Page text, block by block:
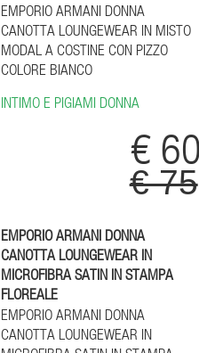
EMPORIO ARMANI DONNA
CANOTTA LOUNGEWEAR IN MISTO
MODAL A COSTINE CON PIZZO
COLORE BIANCO
INTIMO E PIGIAMI DONNA
€
€ 75
EMPORIO ARMANI DONNA
CANOTTA LOUNGEWEAR IN
MICROFIBRA SATIN IN STAMPA
FLOREALE
EMPORIO ARMANI DONNA
CANOTTA LOUNGEWEAR IN